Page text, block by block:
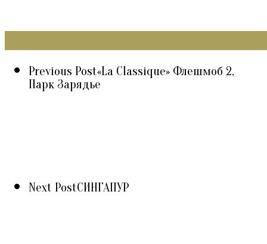
Previous Post«La Classique» Флешмоб 2,
Парк Зарядье
Next PostСИНГАПУР